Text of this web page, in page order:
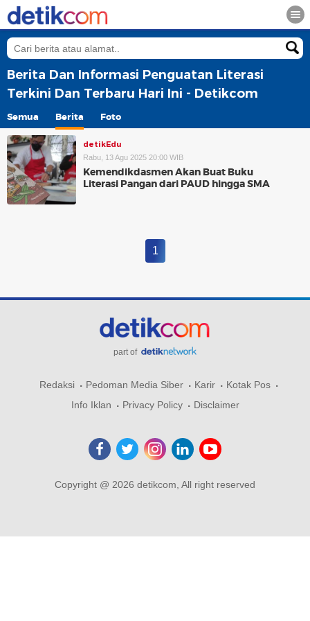
Berita Dan Informasi Penguatan Literasi
Terkini Dan Terbaru Hari Ini - Detikcom
Semua Berita Foto
detikEdu
Rabu, 13 Agu 2025 20:00 WIB
Kemendikdasmen Akan Buat Buku
Literasi Pangan dari PAUD hingga SMA
1
part of
Redaksi Pedoman Media Siber Karir
Kotak Pos
Info Iklan
Privacy Policy Disclaimer
Copyright @ 2026 detikcom, All right reserved